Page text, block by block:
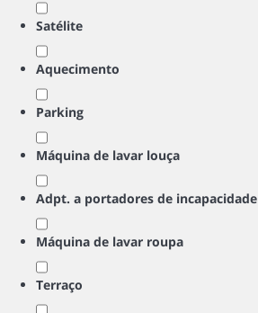
Satélite
Aquecimento
Parking
Máquina de lavar louça
Adpt. a portadores de incapacidade
Máquina de lavar roupa
Terraço